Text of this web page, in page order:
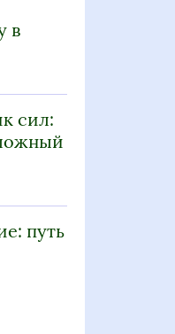
в
сил:
путь